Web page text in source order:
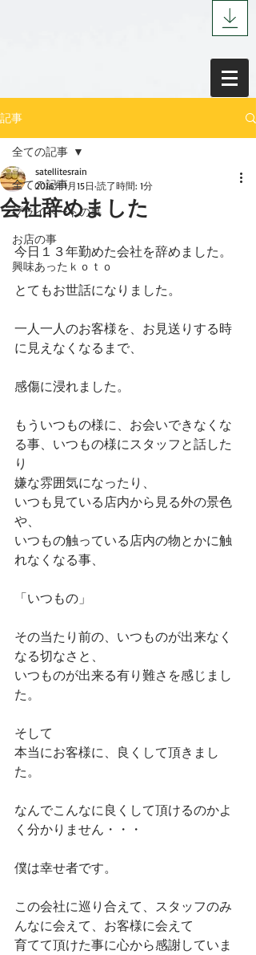
記事
全ての記事
プライベートの事
お店の事
興味あったｋｏｔｏ
全ての記事
会社辞めました
satellitesrain
2016年1月15日 読了時間: 1分
今日１３年勤めた会社を辞めました。
とてもお世話になりました。
一人一人のお客様を、お見送りする時
に見えなくなるまで、
感傷に浸れました。
もういつもの様に、お会いできなくな
る事、いつもの様にスタッフと話した
り
嫌な雰囲気になったり、
いつも見ている店内から見る外の景色
や、
いつもの触っている店内の物とかに触
れなくなる事、
「いつもの」
その当たり前の、いつものが出来なく
なる切なさと、
いつものが出来る有り難さを感じまし
た。
そして
本当にお客様に、良くして頂きまし
た。
なんでこんなに良くして頂けるのかよ
く分かりません・・・
僕は幸せ者です。
この会社に巡り合えて、スタッフのみ
んなに会えて、お客様に会えて
育てて頂けた事に心から感謝していま